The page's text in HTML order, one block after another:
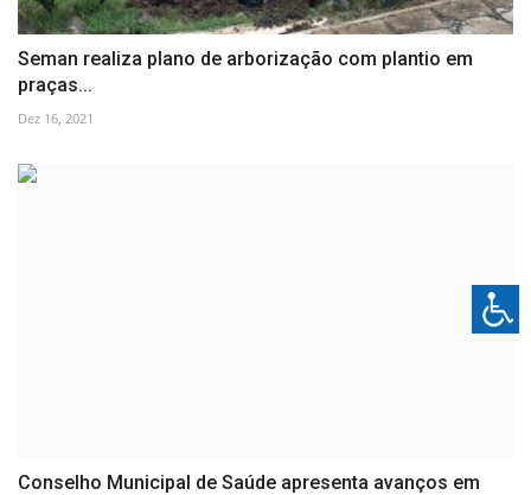
Seman realiza plano de arborização com plantio em
praças...
Dez 16, 2021
Conselho Municipal de Saúde apresenta avanços em